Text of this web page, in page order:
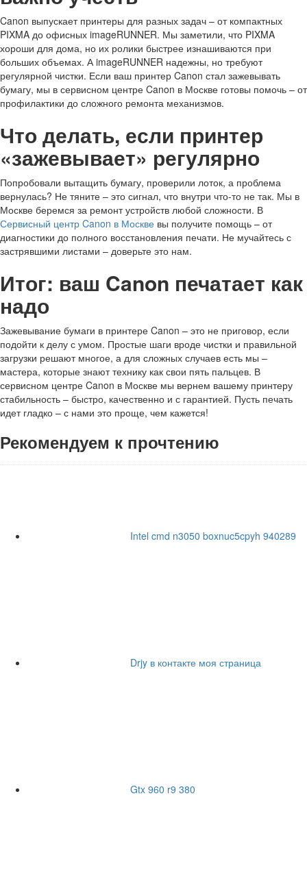
Canon выпускает принтеры для разных задач – от компактных
PIXMA до офисных imageRUNNER. Мы заметили, что PIXMA
хороши для дома, но их ролики быстрее изнашиваются при
больших объемах. А imageRUNNER надежны, но требуют
регулярной чистки. Если ваш принтер Canon стал зажевывать
бумагу, мы в сервисном центре Canon в Москве готовы помочь – от
профилактики до сложного ремонта механизмов.
Что делать, если принтер
«зажевывает» регулярно
Попробовали вытащить бумагу, проверили лоток, а проблема
вернулась? Не тяните – это сигнал, что внутри что-то не так. Мы в
Москве беремся за ремонт устройств любой сложности. В
Сервисный центр Canon в Москве вы получите помощь – от
диагностики до полного восстановления печати. Не мучайтесь с
застрявшими листами – доверьте это нам.
Итог: ваш Canon печатает как
надо
Зажевывание бумаги в принтере Canon – это не приговор, если
подойти к делу с умом. Простые шаги вроде чистки и правильной
загрузки решают многое, а для сложных случаев есть мы –
мастера, которые знают технику как свои пять пальцев. В
сервисном центре Canon в Москве мы вернем вашему принтеру
стабильность – быстро, качественно и с гарантией. Пусть печать
идет гладко – с нами это проще, чем кажется!
Рекомендуем к прочтению
Intel cmd n3050 boxnuc5cpyh 940289
Drjy в контакте моя страница
Gtx 960 r9 380